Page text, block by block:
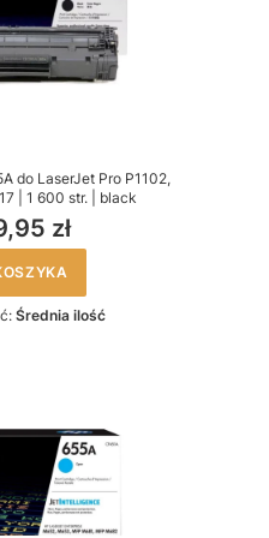
do LaserJet Pro P1102,
| 1 600 str. | black
zł
Średnia ilość